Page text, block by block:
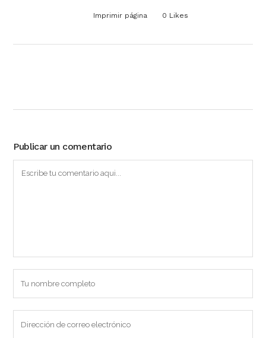
Imprimir página 0 Likes
Publicar un comentario